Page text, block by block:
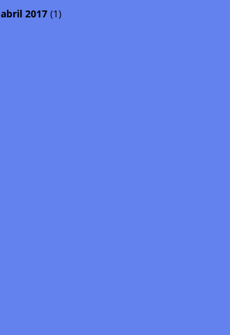
abril 2017 (1)